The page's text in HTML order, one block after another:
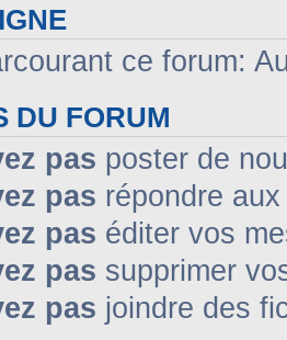
ce forum:
DU FORUM
pas poster de
pas répondre
pas éditer vos
pas supprimer
pas joindre des